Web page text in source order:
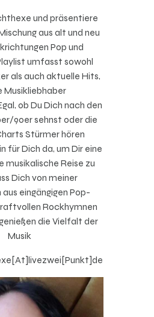
und präsentiere
aus alt und neu
Pop und
umfasst sowohl
als auch aktuelle Hits,
Musikliebhaber
ob Du Dich nach den
90er sehnst oder die
Stürmer hören
für Dich da, um Dir eine
musikalische Reise zu
Dich von meiner
eingängigen Pop-
Rockhymnen
die Vielfalt der
Musik